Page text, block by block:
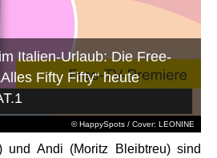
© HappySpots / Cover: LEONINE
Italien-Urlaub: Die Free-
Fifty Fifty“ heute
und Andi (Moritz Bleibtreu) sind